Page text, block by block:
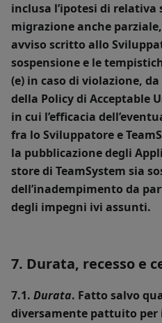
inclusa l’ipotesi di
migrazione anche
avviso scritto allo
sospensione e le
(e) in caso di violazione,
della Policy di Acceptable
in cui l’efficacia
fra lo Sviluppatore e
la pubblicazione degli
store di TeamSystem sia
dell’inadempimento da
degli impegni ivi assunti.
7. Durata, recesso e
7.1. Durata. Fatto salvo
diversamente pattuito